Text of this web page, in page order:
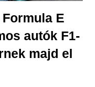
E
autók F1-
majd el